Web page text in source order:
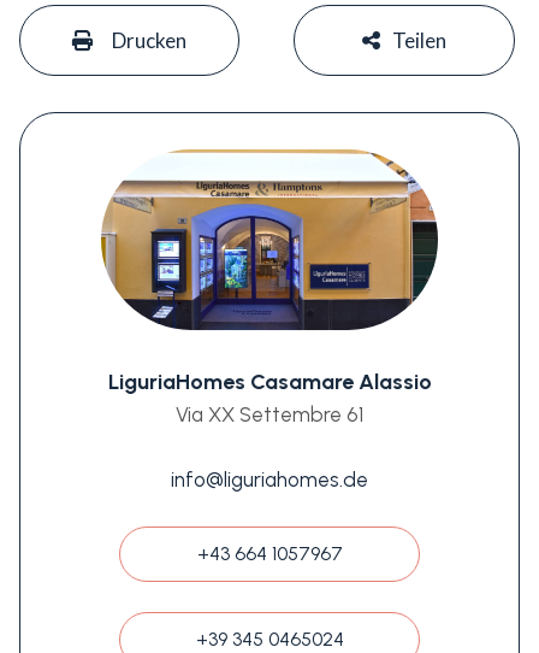
Drucken Teilen
LiguriaHomes Casamare Alassio
Via XX Settembre 61
info@liguriahomes.de
+43 664 1057967
+39 345 0465024